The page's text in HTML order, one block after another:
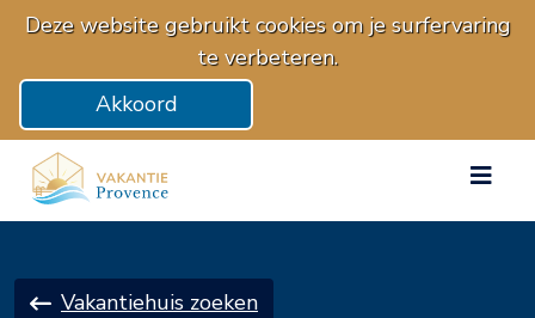
Deze website gebruikt cookies om je surfervaring
te verbeteren.
Akkoord
Vakantiehuis zoeken